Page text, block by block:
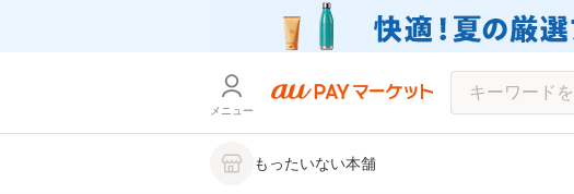
メニュー
もったいない本舗